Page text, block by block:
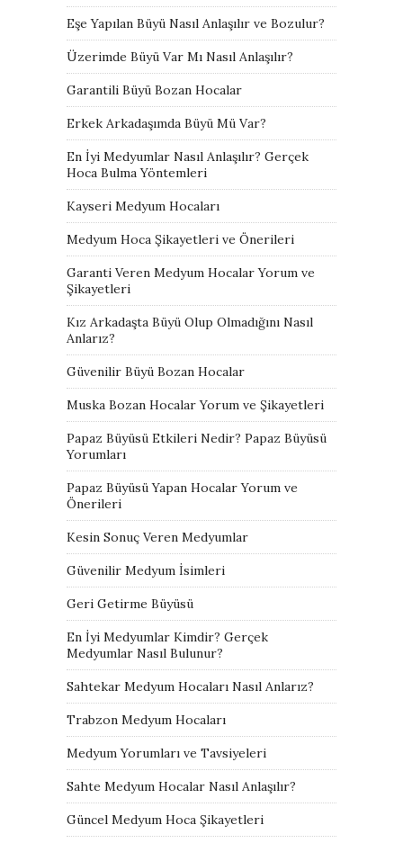
Eşe Yapılan Büyü Nasıl Anlaşılır ve Bozulur?
Üzerimde Büyü Var Mı Nasıl Anlaşılır?
Garantili Büyü Bozan Hocalar
Erkek Arkadaşımda Büyü Mü Var?
En İyi Medyumlar Nasıl Anlaşılır? Gerçek
Hoca Bulma Yöntemleri
Kayseri Medyum Hocaları
Medyum Hoca Şikayetleri ve Önerileri
Garanti Veren Medyum Hocalar Yorum ve
Şikayetleri
Kız Arkadaşta Büyü Olup Olmadığını Nasıl
Anlarız?
Güvenilir Büyü Bozan Hocalar
Muska Bozan Hocalar Yorum ve Şikayetleri
Papaz Büyüsü Etkileri Nedir? Papaz Büyüsü
Yorumları
Papaz Büyüsü Yapan Hocalar Yorum ve
Önerileri
Kesin Sonuç Veren Medyumlar
Güvenilir Medyum İsimleri
Geri Getirme Büyüsü
En İyi Medyumlar Kimdir? Gerçek
Medyumlar Nasıl Bulunur?
Sahtekar Medyum Hocaları Nasıl Anlarız?
Trabzon Medyum Hocaları
Medyum Yorumları ve Tavsiyeleri
Sahte Medyum Hocalar Nasıl Anlaşılır?
Güncel Medyum Hoca Şikayetleri